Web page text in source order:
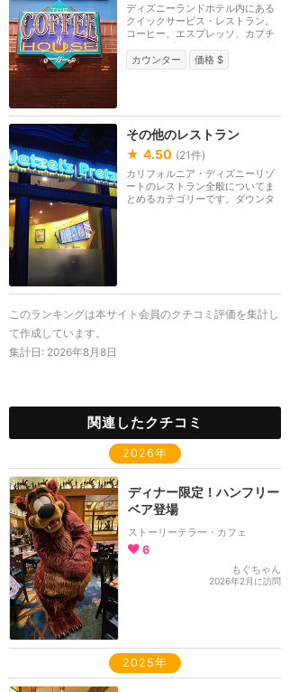
ディズニーランドホテル内にある
クイックサービス・レストラン。
コーヒー、エスプレッソ、カプチ
ーノ、デザート、...
カウンター
価格 $
その他のレストラン
★ 4.50 (21件)
カリフォルニア・ディズニーリゾ
ートのレストラン全般についてま
とめるカテゴリーです。ダウンタ
ウンディズニーの...
このランキングは本サイト会員のクチコミ評価を集計し
て作成しています。
集計日: 2026年8月8日
関連したクチコミ
2026年
ディナー限定！ハンフリー
ベア登場
ストーリーテラー・カフェ
6
もぐちゃん
2026年2月に訪問
2025年